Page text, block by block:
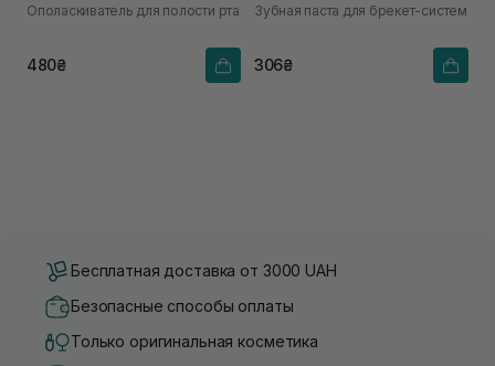
Ополаскиватель для полости рта
480₴
Зубная паста для брекет-систем
306₴
Бесплатная доставка от 3000 UAH
Безопасные способы оплаты
Только оригинальная косметика